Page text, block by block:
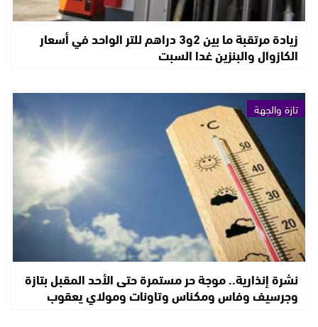
زيادة مرتقبة ما بين 2و3 دراهم للتر الواحد في أسعار
الكازوال والبنزين غدا السبت
تازة والجهة
نشرة إنذارية.. موجة حر مستمرة حتى الأحد المقبل بتازة
وجرسيف وفاس ومكناس وتاونات ومولاي يعقوب